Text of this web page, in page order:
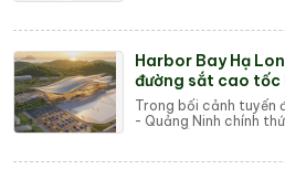
Harbor Bay Hạ
đường sắt cao tốc
Trong bối cảnh tuyến
- Quảng Ninh chính